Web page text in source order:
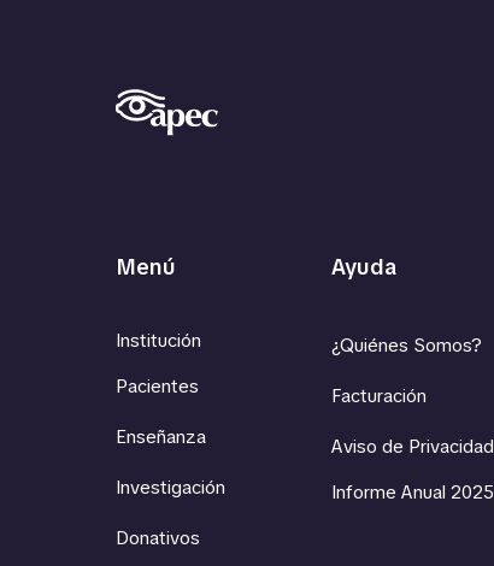
Menú
Institución
Pacientes
Enseñanza
Investigación
Donativos
Ayuda
¿Quiénes Somos?
Facturación
Aviso de Privacidad
Informe Anual 2025